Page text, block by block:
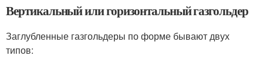
Вертикальный или горизонтальный газгольдер
Заглубленные газгольдеры по форме бывают двух
типов: